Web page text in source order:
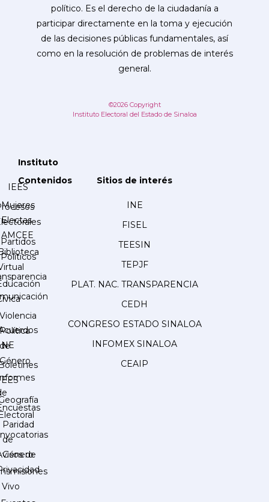
político. Es el derecho de la ciudadanía a
participar directamente en la toma y ejecución
de las decisiones públicas fundamentales, así
como en la resolución de problemas de interés
general.
©2026 Copyright
Instituto Electoral del Estado de Sinaloa
Instituto
IEES
Partidos
Políticos
de
Contenidos
Mujeres
Electas
AMCEE
Violencia
Política
de
Género
Paridad
de
Género
Sitios de interés
INE
FISEL
TEESIN
TEPJF
PLAT. NAC. TRANSPARENCIA
CEDH
CONGRESO ESTADO SINALOA
INFOMEX SINALOA
CEAIP